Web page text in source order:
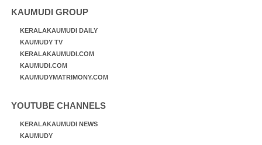
KAUMUDI GROUP
KERALAKAUMUDI DAILY
KAUMUDY TV
KERALAKAUMUDI.COM
KAUMUDI.COM
KAUMUDYMATRIMONY.COM
YOUTUBE CHANNELS
KERALAKAUMUDI NEWS
KAUMUDY